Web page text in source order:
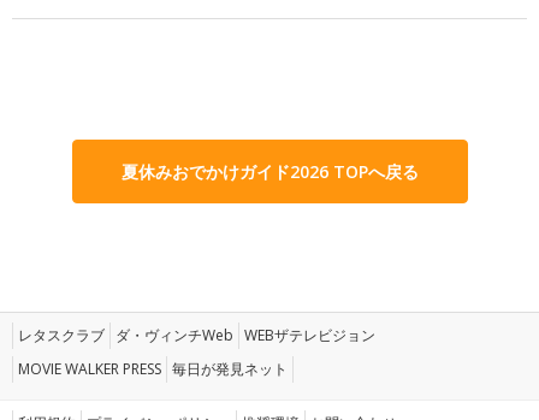
夏休みおでかけガイド2026 TOPへ戻る
レタスクラブ ダ・ヴィンチWeb WEBザテレビジョン
MOVIE WALKER PRESS 毎日が発見ネット